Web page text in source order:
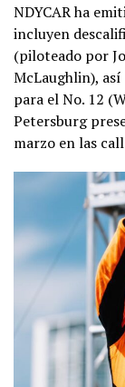
NDYCAR ha
incluyen
(piloteado por
McLaughlin),
para el No. 12
Petersburg
marzo en las